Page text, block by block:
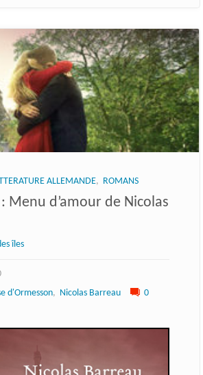
ALLEMANDE, ROMANS
Menu d’amour de Nicolas
îles
d'Ormesson, Nicolas Barreau 0